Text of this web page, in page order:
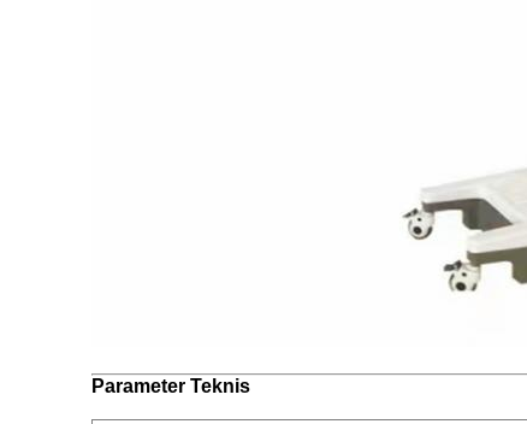
Parameter Teknis